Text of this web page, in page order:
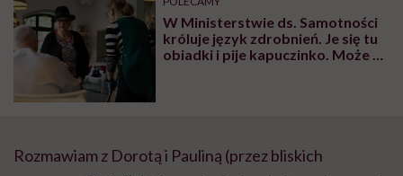
głupota i brak
wyobraźni"
W Ministerstwie ds. Samotności
króluje język zdrobnień. Je się tu
obiadki i pije kapuczinko. Może to
Rozmawiam z Dorotą i Pauliną (przez bliskich